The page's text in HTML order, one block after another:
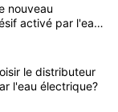
nouveau
activé par l'eau
le distributeur
l'eau électrique?